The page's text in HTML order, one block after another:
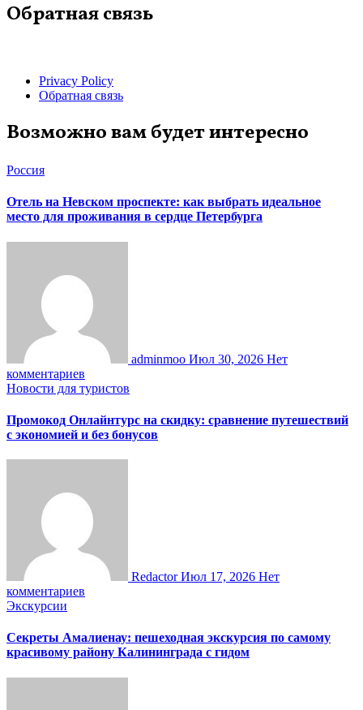
Обратная связь
Privacy Policy
Обратная связь
Возможно вам будет интересно
Россия
Отель на Невском проспекте: как выбрать идеальное
место для проживания в сердце Петербурга
adminmoo Июл 30, 2026 Нет
комментариев
Новости для туристов
Промокод Онлайнтурс на скидку: сравнение путешествий
с экономией и без бонусов
RedactorИюл 17, 2026 Нет
комментариев
Экскурсии
Секреты Амалиенау: пешеходная экскурсия по самому
красивому району Калининграда с гидом